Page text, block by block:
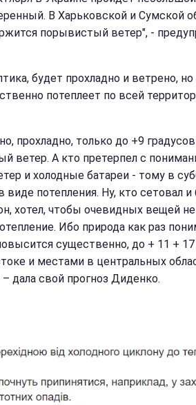
В Харьковской и Сумской
порывистый ветер", -
будет прохладно и ветрено,
потеплеет по всей
прохладно, только до +9
ветер. А кто претерпел с
и холодные батареи - тому в
виде потепления. Ну, кто сетовал и
хотел, чтобы очевидных вещей
Ибо природа как раз
существенно, до + 11 + 17
и местами в центральных
дала свой прогноз Диденко.